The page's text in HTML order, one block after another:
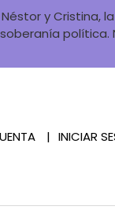
y Cristina,
política.
INICIAR